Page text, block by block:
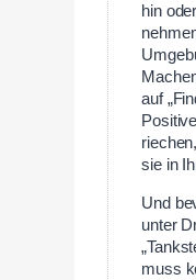
hin
auf
sie in
Und
unter
muss